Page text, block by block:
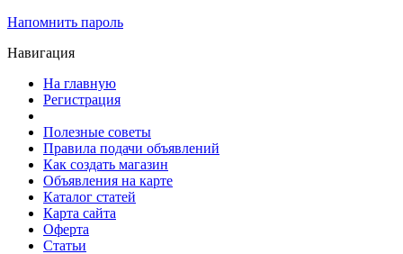
Напомнить пароль
Навигация
На главную
Регистрация
Полезные советы
Правила подачи объявлений
Как создать магазин
Объявления на карте
Каталог статей
Карта сайта
Оферта
Статьи